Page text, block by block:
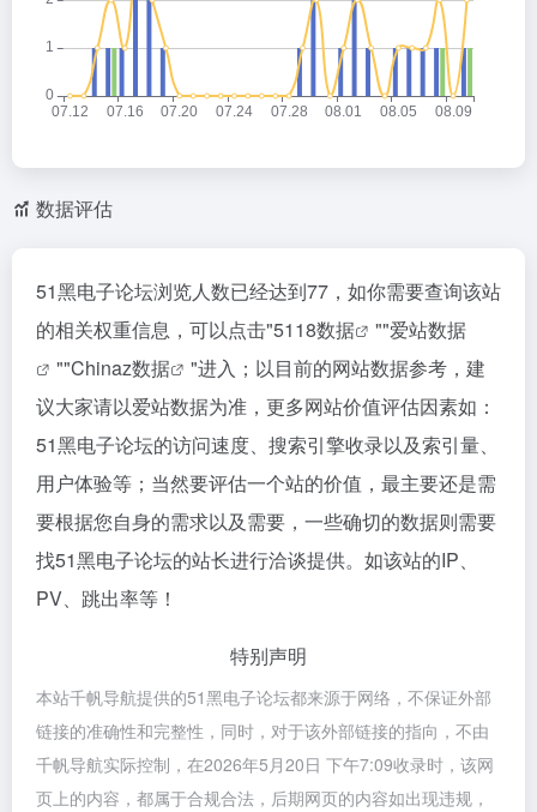
数据评估
51黑电子论坛浏览人数已经达到77，如你需要查询该站
的相关权重信息，可以点击"5118数据 ""爱站数据
""Chinaz数据
"进入；以目前的网站数据参考，建
议大家请以爱站数据为准，更多网站价值评估因素如：
51黑电子论坛的访问速度、搜索引擎收录以及索引量、
用户体验等；当然要评估一个站的价值，最主要还是需
要根据您自身的需求以及需要，一些确切的数据则需要
找51黑电子论坛的站长进行洽谈提供。如该站的IP、
PV、跳出率等！
特别声明
本站千帆导航提供的51黑电子论坛都来源于网络，不保证外部
链接的准确性和完整性，同时，对于该外部链接的指向，不由
千帆导航实际控制，在2026年5月20日 下午7:09收录时，该网
页上的内容，都属于合规合法，后期网页的内容如出现违规，